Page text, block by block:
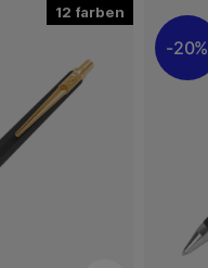
12
20%